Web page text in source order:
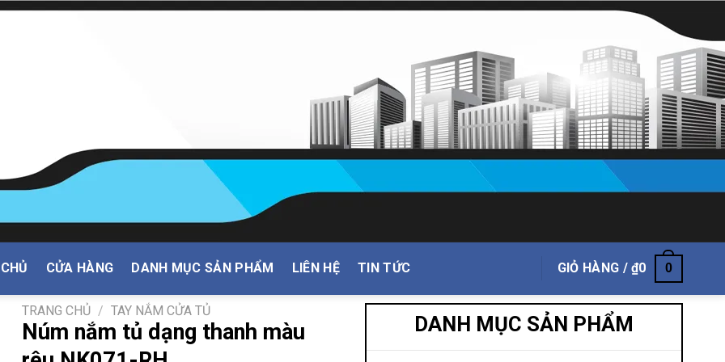
CỬA HÀNG DANH MỤC SẢN PHẨM LIÊN HỆ TIN TỨC GIỎ HÀNG /₫0 0
TRANG CHỦ / TAY NẮM CỬA TỦ
Núm nắm tủ dạng thanh màu
DANH MỤC SẢN PHẨM